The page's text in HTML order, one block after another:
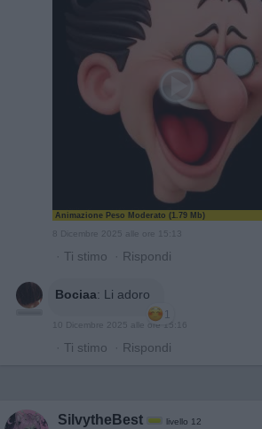
Animazione Peso Moderato (1.79 Mb)
8 Dicembre 2025 alle ore 15:13
· Ti stimo · Rispondi
Bociaa: Li adoro
1
10 Dicembre 2025 alle ore 15:16
· Ti stimo · Rispondi
SilvytheBest livello 12